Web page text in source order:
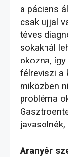
a páciens
csak ujjal
téves
sokaknál
okozna,
félreviszi a
miközben
probléma
Aranyér